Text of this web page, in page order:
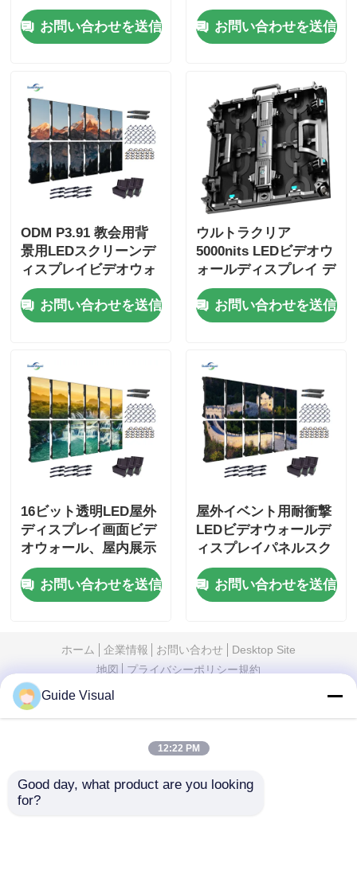
室内・室外使用用のカ
スタムLEDスクリーン
お問い合わせを送信
外広告用
お問い合わせを送信
ODM P3.91 教会用背
景用LEDスクリーンデ
ィスプレイビデオウォ
ールパネル 800W
お問い合わせを送信
ウルトラクリア
5000nits LEDビデオウ
ォールディスプレイ デ
ジタルスクリーン P2.9
P3.9 ショッピングモー
ル向け
お問い合わせを送信
16ビット透明LED屋外
ディスプレイ画面ビデ
オウォール、屋内展示
会およびショー用
お問い合わせを送信
屋外イベント用耐衝撃
LEDビデオウォールデ
ィスプレイパネルスク
リーン 110V 1000nits
お問い合わせを送信
ホーム 企業情報 お問い合わせ
Desktop Site
地図
プライバシーポリシー規約
場.Copyright © 2026 Shenzhen Guide Technology
Guide Visual
12:22 PM
Good day, what product are you looking
for?